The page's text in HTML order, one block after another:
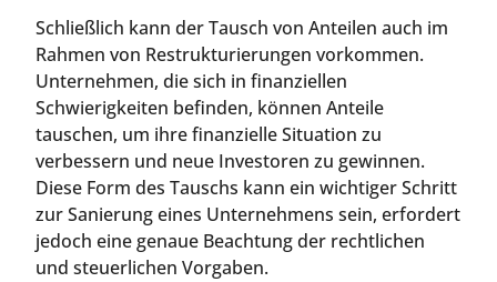
Schließlich kann der Tausch von Anteilen auch im
Rahmen von Restrukturierungen vorkommen.
Unternehmen, die sich in finanziellen
Schwierigkeiten befinden, können Anteile
tauschen, um ihre finanzielle Situation zu
verbessern und neue Investoren zu gewinnen.
Diese Form des Tauschs kann ein wichtiger Schritt
zur Sanierung eines Unternehmens sein, erfordert
jedoch eine genaue Beachtung der rechtlichen
und steuerlichen Vorgaben.